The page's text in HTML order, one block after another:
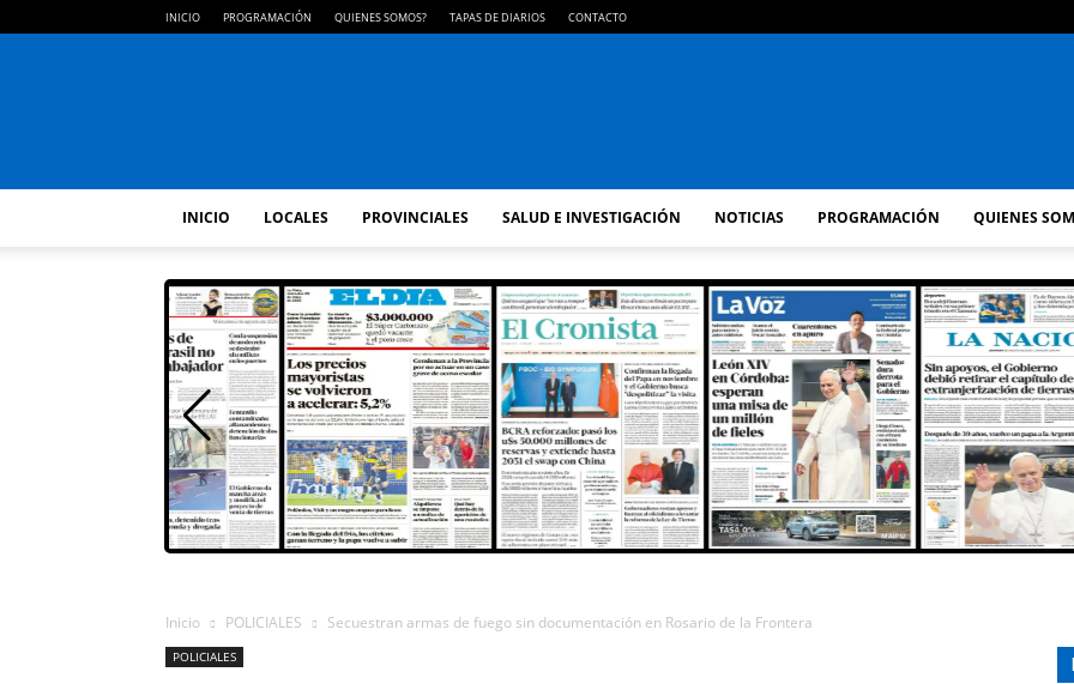
INICIO PROGRAMACIÓN QUIENES SOMOS? TAPAS DE DIARIOS CONTACTO
FM
GOLD
ORAN
INICIO LOCALES PROVINCIALES SALUD E INVESTIGACIÓN NOTICIAS PROGRAMACIÓN QUIENES
Inicio POLICIALES Secuestran armas de fuego sin documentación en Rosario de la Frontera
POLICIALES